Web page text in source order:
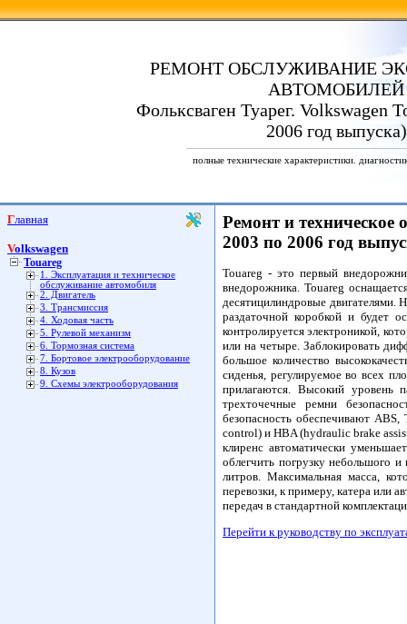
РЕМОНТ ОБСЛУЖИВАНИЕ
АВТОМОБИЛЕЙ
Фольксваген Туарег. Volkswagen
2006 год выпуска)
полные технические характеристики.
Главная
Volkswagen
Touareg
1. Эксплуатация и техническое
обслуживание автомобиля
2. Двигатель
3. Трансмиссия
4. Ходовая часть
5. Рулевой механизм
6. Тормозная система
7. Бортовое электрооборудование
8. Кузов
9. Схемы электрооборудования
Ремонт и техническое
2003 по 2006 год
Touareg - это первый
внедорожника. Touareg
десятицилиндровые двигателями.
раздаточной коробкой и будет
контролируется электроникой,
или на четыре. Заблокировать
большое количество
сиденья, регулируемое во всех
прилагаются. Высокий уровень
трехточечные ремни
безопасность обеспечивают
control) и HBA (hydraulic brake
клиренс автоматически
облегчить погрузку небольшого
литров. Максимальная масса,
перевозки, к примеру, катера или
передач в стандартной
Перейти к руководству по